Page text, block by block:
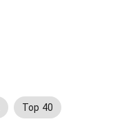
Top 40